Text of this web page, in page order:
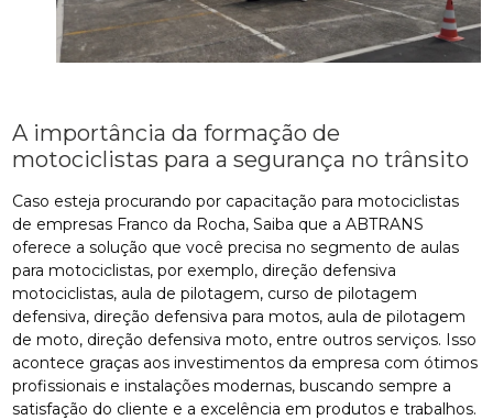
A importância da formação de
motociclistas para a segurança no trânsito
Caso esteja procurando por capacitação para motociclistas
de empresas Franco da Rocha, Saiba que a ABTRANS
oferece a solução que você precisa no segmento de aulas
para motociclistas, por exemplo, direção defensiva
motociclistas, aula de pilotagem, curso de pilotagem
defensiva, direção defensiva para motos, aula de pilotagem
de moto, direção defensiva moto, entre outros serviços. Isso
acontece graças aos investimentos da empresa com ótimos
profissionais e instalações modernas, buscando sempre a
satisfação do cliente e a excelência em produtos e trabalhos.